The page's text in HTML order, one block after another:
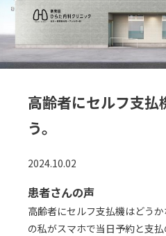
高齢者にセルフ支払
う。
2024.10.02
患者さんの声
高齢者にセルフ支払機はどう
の私がスマホで当日予約と支